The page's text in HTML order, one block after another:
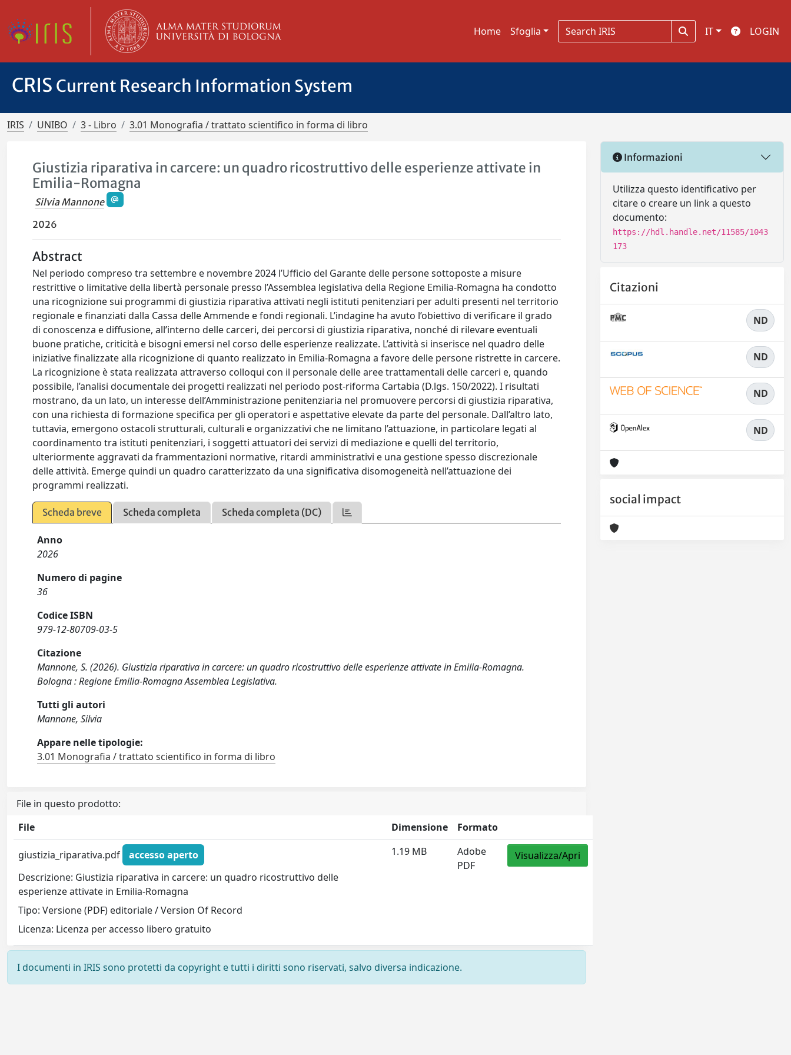
Home Sfoglia IT LOGIN
CRIS Current Research Information System
IRIS UNIBO 3 - Libro 3.01 Monografia / trattato scientifico in forma di libro
Giustizia riparativa in carcere: un quadro ricostruttivo delle esperienze attivate in
Emilia-Romagna
Silvia Mannone
2026
Abstract
Nel periodo compreso tra settembre e novembre 2024 l’Ufficio del Garante delle persone sottoposte a misure
restrittive o limitative della libertà personale presso l’Assemblea legislativa della Regione Emilia-Romagna ha condotto
una ricognizione sui programmi di giustizia riparativa attivati negli istituti penitenziari per adulti presenti nel territorio
regionale e finanziati dalla Cassa delle Ammende e fondi regionali. L’indagine ha avuto l’obiettivo di verificare il grado
di conoscenza e diffusione, all’interno delle carceri, dei percorsi di giustizia riparativa, nonché di rilevare eventuali
buone pratiche, criticità e bisogni emersi nel corso delle esperienze realizzate. L’attività si inserisce nel quadro delle
iniziative finalizzate alla ricognizione di quanto realizzato in Emilia-Romagna a favore delle persone ristrette in carcere.
La ricognizione è stata realizzata attraverso colloqui con il personale delle aree trattamentali delle carceri e, quando
possibile, l’analisi documentale dei progetti realizzati nel periodo post-riforma Cartabia (D.lgs. 150/2022). I risultati
mostrano, da un lato, un interesse dell’Amministrazione penitenziaria nel promuovere percorsi di giustizia riparativa,
con una richiesta di formazione specifica per gli operatori e aspettative elevate da parte del personale. Dall’altro lato,
tuttavia, emergono ostacoli strutturali, culturali e organizzativi che ne limitano l’attuazione, in particolare legati al
coordinamento tra istituti penitenziari, i soggetti attuatori dei servizi di mediazione e quelli del territorio,
ulteriormente aggravati da frammentazioni normative, ritardi amministrativi e una gestione spesso discrezionale
delle attività. Emerge quindi un quadro caratterizzato da una significativa disomogeneità nell’attuazione dei
programmi realizzati.
Scheda breve Scheda completa Scheda completa (DC)
Anno
2026
Numero di pagine
36
Codice ISBN
979-12-80709-03-5
Citazione
Mannone, S. (2026). Giustizia riparativa in carcere: un quadro ricostruttivo delle esperienze attivate in Emilia-Romagna.
Bologna : Regione Emilia-Romagna Assemblea Legislativa.
Tutti gli autori
Mannone, Silvia
Appare nelle tipologie:
3.01 Monografia / trattato scientifico in forma di libro
File in questo prodotto:
File
Dimensione Formato
giustizia_riparativa.pdf
accesso aperto
Descrizione: Giustizia riparativa in carcere: un quadro ricostruttivo delle
esperienze attivate in Emilia-Romagna
Tipo: Versione (PDF) editoriale / Version Of Record
Licenza: Licenza per accesso libero gratuito
1.19 MB
Adobe
PDF
Visualizza/Apri
I documenti in IRIS sono protetti da copyright e tutti i diritti sono riservati, salvo diversa indicazione.
Informazioni
Utilizza questo identificativo per
citare o creare un link a questo
documento:
https://hdl.handle.net/11585/1043
173
Citazioni
ND
ND
ND
ND
social impact